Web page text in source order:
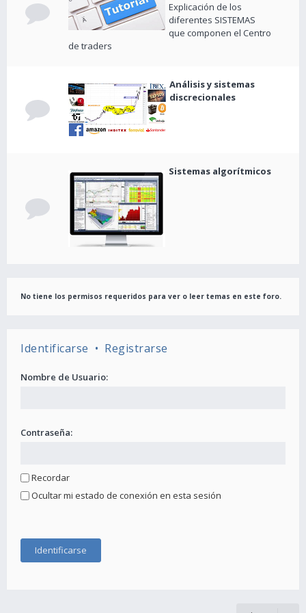
Explicación de los
diferentes SISTEMAS
que componen el Centro
de traders
Análisis y sistemas
discrecionales
Sistemas algorítmicos
No tiene los permisos requeridos para ver o leer temas en este foro.
Identificarse • Registrarse
Nombre de Usuario:
Contraseña:
Recordar
Ocultar mi estado de conexión en esta sesión